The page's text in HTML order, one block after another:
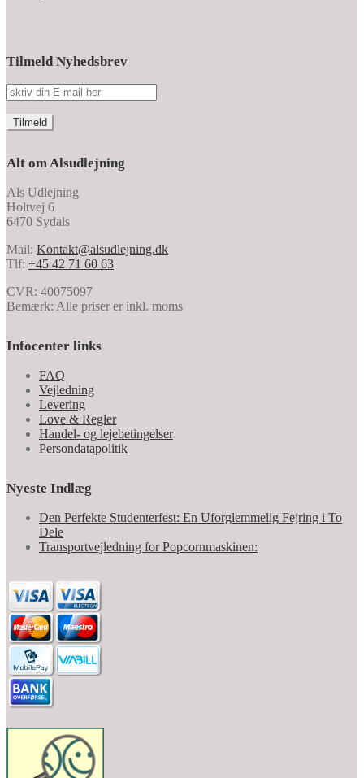
Tilmeld Nyhedsbrev
Alt om Alsudlejning
Als Udlejning
Holtvej 6
6470 Sydals
Mail: Kontakt@alsudlejning.dk
Tlf: +45 42 71 60 63
CVR: 40075097
Bemærk: Alle priser er inkl. moms
Infocenter links
FAQ
Vejledning
Levering
Love & Regler
Handel- og lejebetingelser
Persondatapolitik
Nyeste Indlæg
Den Perfekte Studenterfest: En Uforglemmelig Fejring i To
Dele
Transportvejledning for Popcornmaskinen: